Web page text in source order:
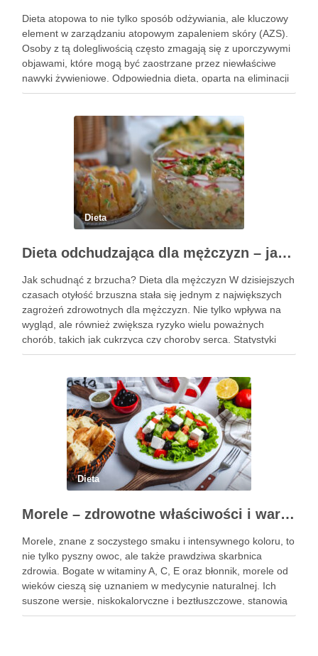
Dieta atopowa to nie tylko sposób odżywiania, ale kluczowy
element w zarządzaniu atopowym zapaleniem skóry (AZS).
Osoby z tą dolegliwością często zmagają się z uporczywymi
objawami, które mogą być zaostrzane przez niewłaściwe
nawyki żywieniowe. Odpowiednia dieta, oparta na eliminacji
pewnych pokarmów i wprowadzeniu składników
Dieta
Dieta odchudzająca dla mężczyzn – jak schudnąć z brzucha?
Jak schudnąć z brzucha? Dieta dla mężczyzn W dzisiejszych
czasach otyłość brzuszna stała się jednym z największych
zagrożeń zdrowotnych dla mężczyzn. Nie tylko wpływa na
wygląd, ale również zwiększa ryzyko wielu poważnych
chorób, takich jak cukrzyca czy choroby serca. Statystyki
pokazują, że obwód pasa przekraczający 102 cm jest
Dieta
Morele – zdrowotne właściwości i wartości odżywcze owoców
Morele, znane z soczystego smaku i intensywnego koloru, to
nie tylko pyszny owoc, ale także prawdziwa skarbnica
zdrowia. Bogate w witaminy A, C, E oraz błonnik, morele od
wieków cieszą się uznaniem w medycynie naturalnej. Ich
suszone wersje, niskokaloryczne i beztłuszczowe, stanowią
doskonałą przekąskę, która może wspierać walkę z